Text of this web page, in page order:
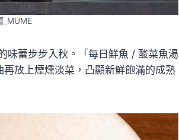
_MUME
味蕾步步入秋。「每日鮮魚 / 酸菜魚湯
放上煙燻淡菜，凸顯新鮮飽滿的成熟